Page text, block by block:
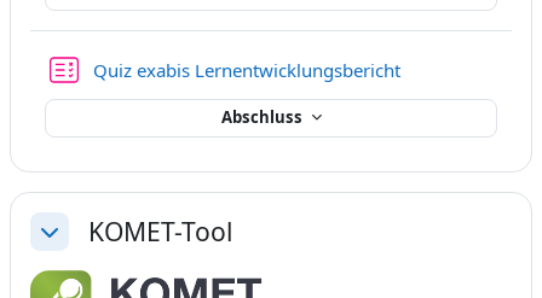
Quiz exabis LernentwicklungsberichtTest
Abschluss
EinklappenKOMET-Tool